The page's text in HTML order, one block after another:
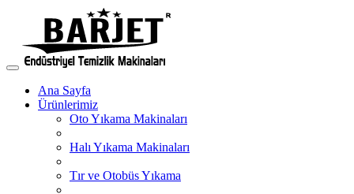
Ana Sayfa
Ürünlerimiz
Oto Yıkama Makinaları
Halı Yıkama Makinaları
Tır ve Otobüs Yıkama